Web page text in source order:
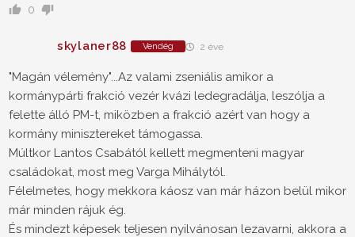
0
skylaner88 Vendég 2 éve
"Magán vélemény"...Az valami zseniális amikor a
kormánypárti frakció vezér kvázi ledegradálja, leszólja a
felette álló PM-t, miközben a frakció azért van hogy a
kormány minisztereket támogassa.
Múltkor Lantos Csabától kellett megmenteni magyar
családokat, most meg Varga Mihálytól.
Félelmetes, hogy mekkora káosz van már házon belül mikor
már minden rájuk ég.
És mindezt képesek teljesen nyilvánosan lezavarni, akkora a